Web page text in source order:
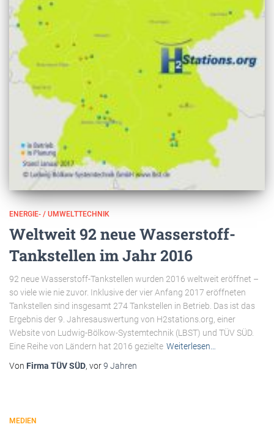
ENERGIE- / UMWELTTECHNIK
Weltweit 92 neue Wasserstoff-
Tankstellen im Jahr 2016
92 neue Wasserstoff-Tankstellen wurden 2016 weltweit eröffnet –
so viele wie nie zuvor. Inklusive der vier Anfang 2017 eröffneten
Tankstellen sind insgesamt 274 Tankstellen in Betrieb. Das ist das
Ergebnis der 9. Jahresauswertung von H2stations.org, einer
Website von Ludwig-Bölkow-Systemtechnik (LBST) und TÜV SÜD.
Eine Reihe von Ländern hat 2016 gezielte Weiterlesen…
Von Firma TÜV SÜD, vor9 Jahren
MEDIEN